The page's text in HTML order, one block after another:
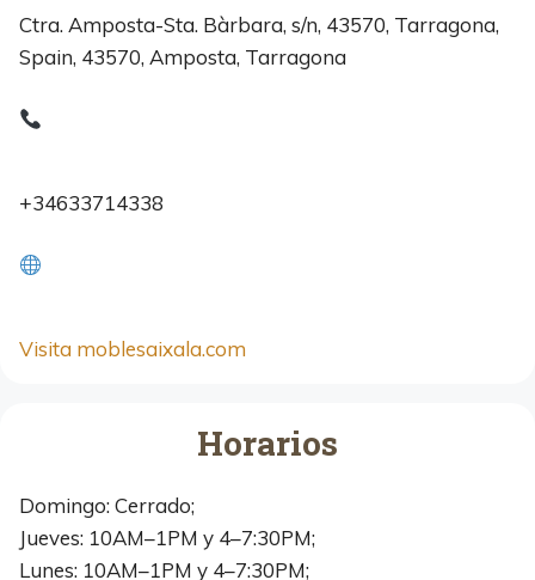
Ctra. Amposta-Sta. Bàrbara, s/n, 43570, Tarragona,
Spain, 43570, Amposta, Tarragona
+34633714338
Visita moblesaixala.com
Horarios
Domingo: Cerrado;
Jueves: 10AM–1PM y 4–7:30PM;
Lunes: 10AM–1PM y 4–7:30PM;